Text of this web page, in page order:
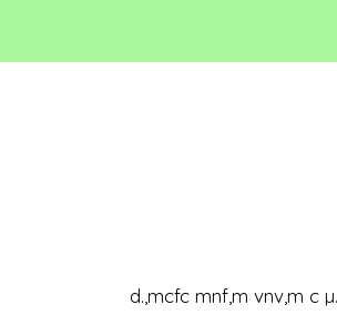
d.,mcfc mnf,m vnv,m c